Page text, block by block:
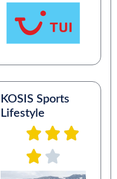
KOSIS Sports
Lifestyle